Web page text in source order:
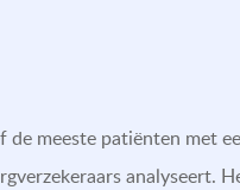
meeste patiënten met
analyseert.